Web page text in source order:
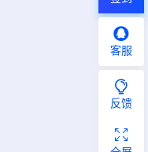
客服
反馈